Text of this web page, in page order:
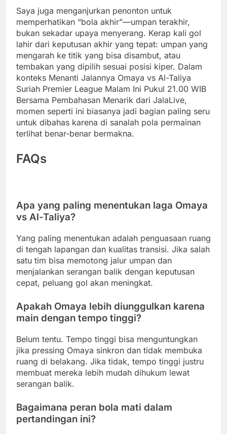
Saya juga menganjurkan penonton untuk
memperhatikan “bola akhir”—umpan terakhir,
bukan sekadar upaya menyerang. Kerap kali gol
lahir dari keputusan akhir yang tepat: umpan yang
mengarah ke titik yang bisa disambut, atau
tembakan yang dipilih sesuai posisi kiper. Dalam
konteks Menanti Jalannya Omaya vs Al-Taliya
Suriah Premier League Malam Ini Pukul 21.00 WIB
Bersama Pembahasan Menarik dari JalaLive,
momen seperti ini biasanya jadi bagian paling seru
untuk dibahas karena di sanalah pola permainan
terlihat benar-benar bermakna.
FAQs
Apa yang paling menentukan laga Omaya
vs Al-Taliya?
Yang paling menentukan adalah penguasaan ruang
di tengah lapangan dan kualitas transisi. Jika salah
satu tim bisa memotong jalur umpan dan
menjalankan serangan balik dengan keputusan
cepat, peluang gol akan meningkat.
Apakah Omaya lebih diunggulkan karena
main dengan tempo tinggi?
Belum tentu. Tempo tinggi bisa menguntungkan
jika pressing Omaya sinkron dan tidak membuka
ruang di belakang. Jika tidak, tempo tinggi justru
membuat mereka lebih mudah dihukum lewat
serangan balik.
Bagaimana peran bola mati dalam
pertandingan ini?